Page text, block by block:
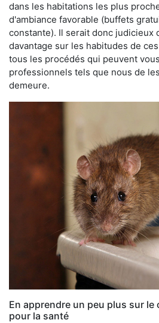
dans les habitations les plus
d'ambiance favorable (buffets
constante). Il serait donc judicieux
davantage sur les habitudes de
tous les procédés qui peuvent
professionnels tels que nous de
demeure.
En apprendre un peu plus sur
pour la santé